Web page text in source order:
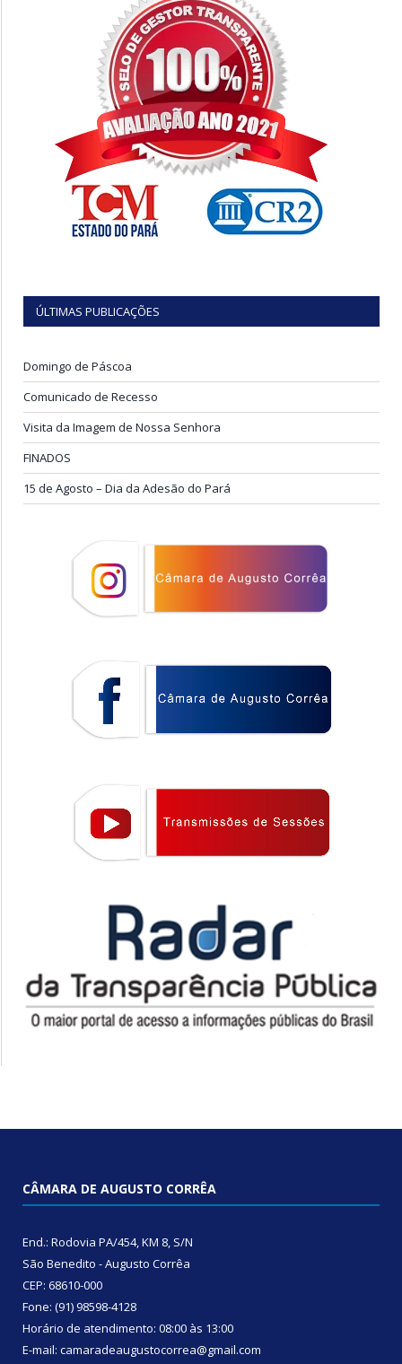
ÚLTIMAS PUBLICAÇÕES
Domingo de Páscoa
Comunicado de Recesso
Visita da Imagem de Nossa Senhora
FINADOS
15 de Agosto – Dia da Adesão do Pará
CÂMARA DE AUGUSTO CORRÊA
End.: Rodovia PA/454, KM 8, S/N
São Benedito - Augusto Corrêa
CEP: 68610-000
Fone: (91) 98598-4128
Horário de atendimento: 08:00 às 13:00
E-mail: camaradeaugustocorrea@gmail.com